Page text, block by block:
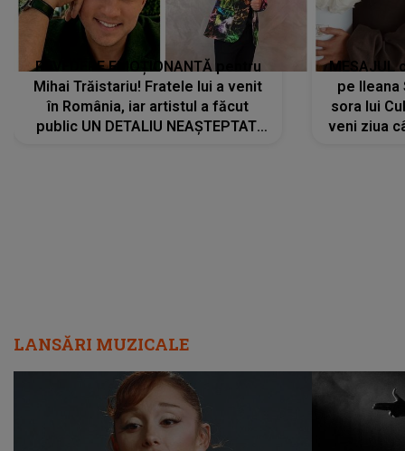
REVEDERE EMOȚIONANTĂ pentru
Mihai Trăistariu! Fratele lui a venit
în România, iar artistul a făcut
public UN DETALIU NEAȘTEPTAT:
MESAJUL
pe Ileana
sora lui
veni ziua
LANSĂRI MUZICALE